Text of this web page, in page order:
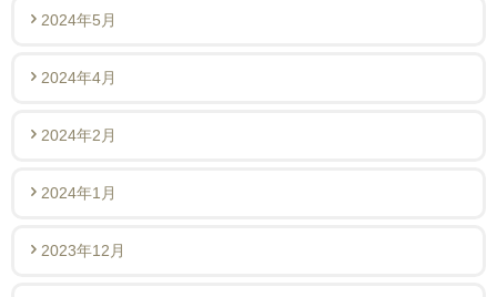
2024年5月
2024年4月
2024年2月
2024年1月
2023年12月